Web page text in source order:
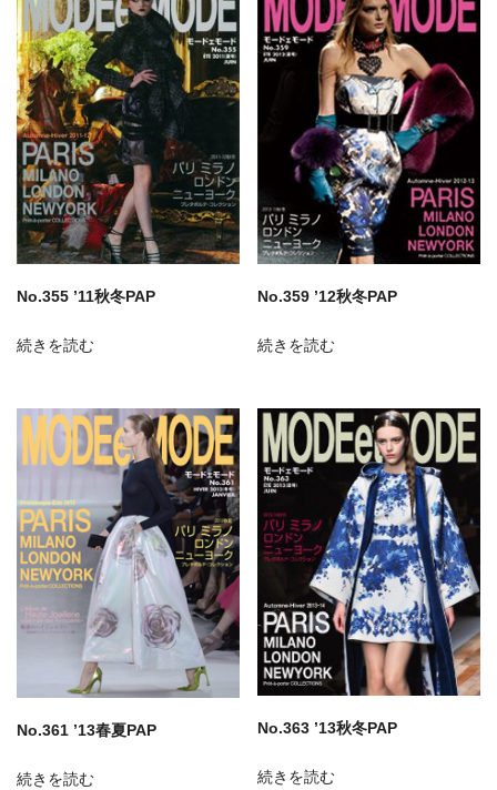
No.355 ’11秋冬PAP
続きを読む
No.359 ’12秋冬PAP
続きを読む
No.361 ’13春夏PAP
続きを読む
No.363 ’13秋冬PAP
続きを読む